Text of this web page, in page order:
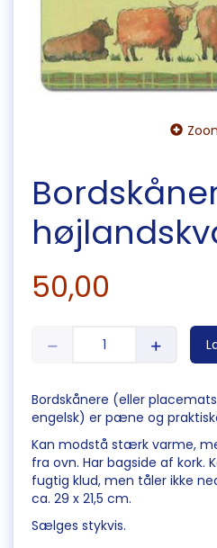
50,00
Bordskånere (eller
engelsk) er pæne og
Kan modstå stærk varme,
fra ovn. Har bagside af kork.
fugtig klud, men tåler ikke
ca. 29 x 21,5 cm.
Sælges stykvis.